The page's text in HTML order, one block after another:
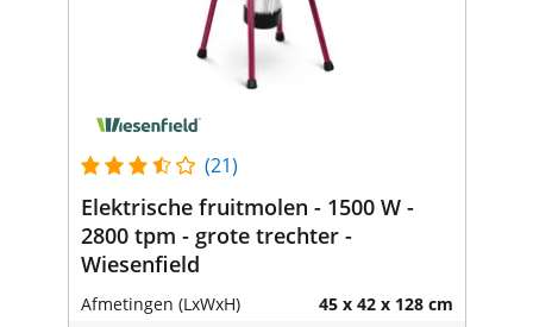
(21)
Elektrische fruitmolen - 1500 W -
2800 tpm - grote trechter -
Wiesenfield
Afmetingen (LxWxH) 45 x 42 x 128 cm